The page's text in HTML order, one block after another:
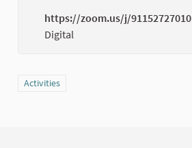
https://zoom.us/j/91152727010
Digital
Filter results for category: Activities
Activities